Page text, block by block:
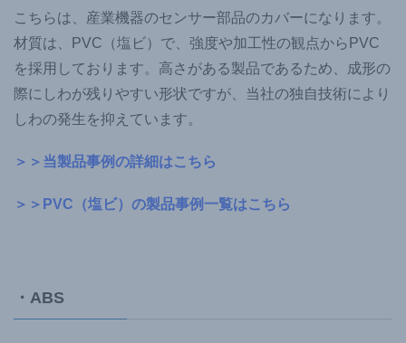
こちらは、産業機器のセンサー部品のカバーになります。
材質は、PVC（塩ビ）で、強度や加工性の観点からPVC
を採用しております。高さがある製品であるため、成形の
際にしわが残りやすい形状ですが、当社の独自技術により
しわの発生を抑えています。
＞＞当製品事例の詳細はこちら
＞＞PVC（塩ビ）の製品事例一覧はこちら
・ABS